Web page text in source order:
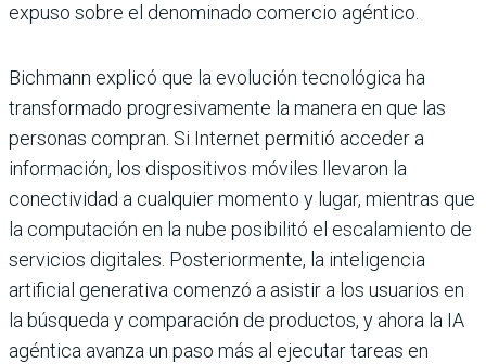
expuso sobre el denominado comercio agéntico.
Bichmann explicó que la evolución tecnológica ha
transformado progresivamente la manera en que las
personas compran. Si Internet permitió acceder a
información, los dispositivos móviles llevaron la
conectividad a cualquier momento y lugar, mientras que
la computación en la nube posibilitó el escalamiento de
servicios digitales. Posteriormente, la inteligencia
artificial generativa comenzó a asistir a los usuarios en
la búsqueda y comparación de productos, y ahora la IA
agéntica avanza un paso más al ejecutar tareas en